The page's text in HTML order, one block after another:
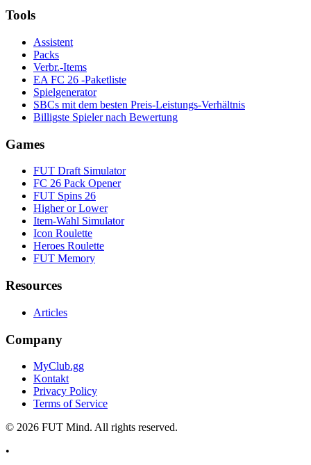
Tools
Assistent
Packs
Verbr.-Items
EA FC 26 -Paketliste
Spielgenerator
SBCs mit dem besten Preis-Leistungs-Verhältnis
Billigste Spieler nach Bewertung
Games
FUT Draft Simulator
FC 26 Pack Opener
FUT Spins 26
Higher or Lower
Item-Wahl Simulator
Icon Roulette
Heroes Roulette
FUT Memory
Resources
Articles
Company
MyClub.gg
Kontakt
Privacy Policy
Terms of Service
© 2026 FUT Mind. All rights reserved.
•